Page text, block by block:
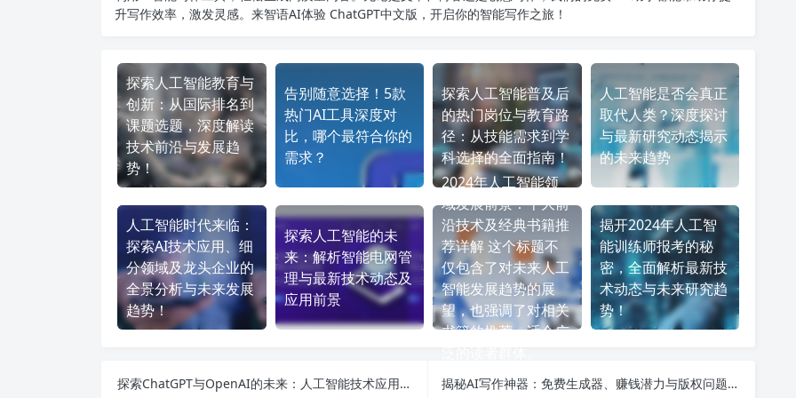
升写作效率，激发灵感。来智语AI体验 ChatGPT中文版 ，开启你的智能写作之旅！
探索人工智能教育与
创新：从国际排名到
课题选题，深度解读
技术前沿与发展趋
势！
告别随意选择！5款
热门AI工具深度对
比，哪个最符合你的
需求？
探索人工智能普及后
的热门岗位与教育路
径：从技能需求到学
科选择的全面指南！
人工智能是否会真正
取代人类？深度探讨
与最新研究动态揭示
的未来趋势
人工智能时代来临：
探索AI技术应用、细
分领域及龙头企业的
全景分析与未来发展
趋势！
探索人工智能的未
来：解析智能电网管
理与最新技术动态及
应用前景
2024年人工智能领
域发展前景：十大前
沿技术及经典书籍推
荐详解 这个标题不
仅包含了对未来人工
智能发展趋势的展
望，也强调了对相关
书籍的推荐，适合广
揭开2024年人工智
能训练师报考的秘
密，全面解析最新技
术动态与未来研究趋
势！
探索ChatGPT与OpenAI的未来：人工智能技术应用现状及前景展望
揭秘AI写作神器：免费生成器、赚钱潜力与版权问题全面分析